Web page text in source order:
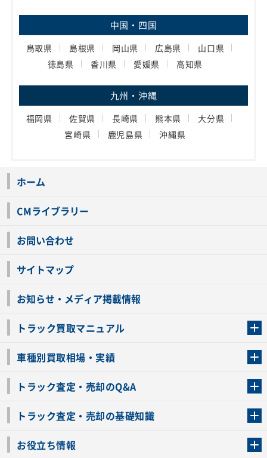
中国・四国
鳥取県 島根県 岡山県 広島県
山口県
徳島県
香川県 愛媛県 高知県
九州・沖縄
福岡県 佐賀県 長崎県 熊本県
大分県
宮崎県
鹿児島県 沖縄県
ホーム
CMライブラリー
お問い合わせ
サイトマップ
お知らせ・メディア掲載情報
トラック買取マニュアル
車種別買取相場・実績
トラック査定・売却のQ&A
トラック査定・売却の基礎知識
お役立ち情報